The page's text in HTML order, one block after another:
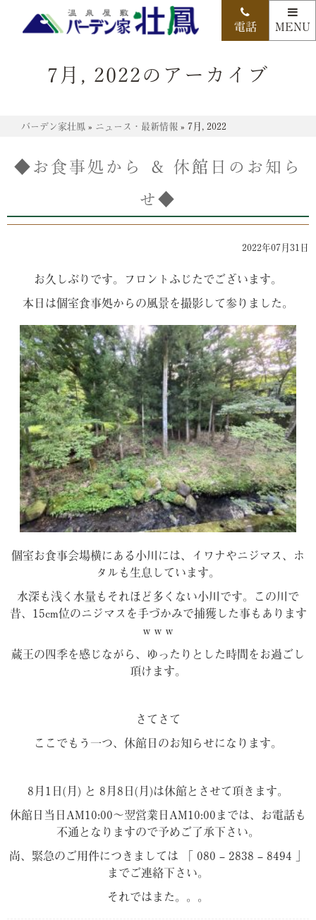
7月, 2022のアーカイブ
バーデン家壮鳳 » ニュース・最新情報 » 7月, 2022
◆お食事処から ＆ 休館日のお知ら
せ◆
2022年07月31日
お久しぶりです。フロントふじたでございます。
本日は個室食事処からの風景を撮影して参りました。
個室お食事会場横にある小川には、イワナやニジマス、ホ
タルも生息しています。
水深も浅く水量もそれほど多くない小川です。この川で
昔、15cm位のニジマスを手づかみで捕獲した事もあります
ｗｗｗ
蔵王の四季を感じながら、ゆったりとした時間をお過ごし
頂けます。
さてさて
ここでもう一つ、休館日のお知らせになります。
8月1日(月) と 8月8日(月)は休館とさせて頂きます。
休館日当日AM10:00〜翌営業日AM10:00までは、お電話も
不通となりますので予めご了承下さい。
尚、緊急のご用件につきましては 「 080 – 2838 – 8494 」
までご連絡下さい。
それではまた。。。